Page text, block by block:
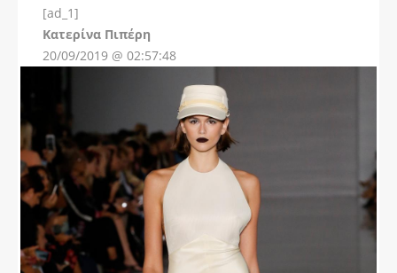
[ad_1]
Kατερίνα Πιπέρη
20/09/2019 @ 02:57:48